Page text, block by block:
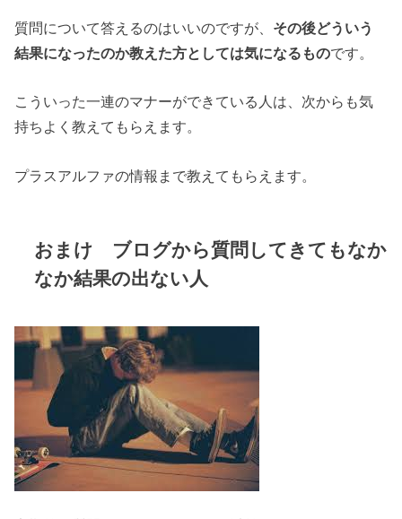
質問について答えるのはいいのですが、 その後どういう
結果になったのか教えた方としては気になるものです。
こういった一連のマナーができている人は、次からも気
持ちよく教えてもらえます。
プラスアルファの情報まで教えてもらえます。
おまけ ブログから質問してきてもなか
なか結果の出ない人